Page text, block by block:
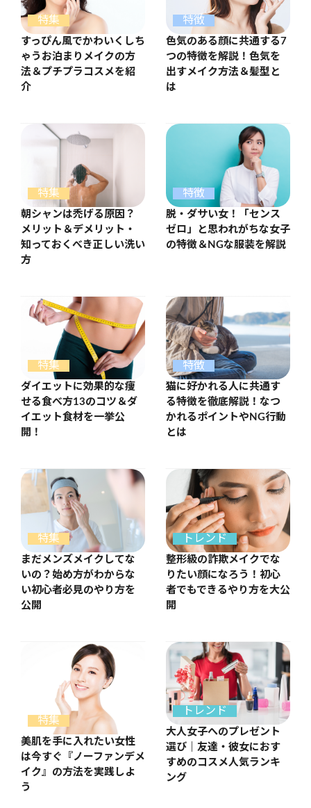
特集
すっぴん風でかわいくしち
ゃうお泊まりメイクの方
法＆プチプラコスメを紹
介
特徴
色気のある顔に共通する7
つの特徴を解説！色気を
出すメイク方法＆髪型と
は
特集
朝シャンは禿げる原因？
メリット＆デメリット・
知っておくべき正しい洗い
方
特徴
脱・ダサい女！「センス
ゼロ」と思われがちな女子
の特徴＆NGな服装を解説
特集
ダイエットに効果的な痩
せる食べ方13のコツ＆ダ
イエット食材を一挙公
開！
特徴
猫に好かれる人に共通す
る特徴を徹底解説！なつ
かれるポイントやNG行動
とは
特集
まだメンズメイクしてな
いの？始め方がわからな
い初心者必見のやり方を
公開
トレンド
整形級の詐欺メイクでな
りたい顔になろう！初心
者でもできるやり方を大公
開
特集
美肌を手に入れたい女性
は今すぐ『ノーファンデメ
イク』の方法を実践しよ
う
トレンド
大人女子へのプレゼント
選び｜友達・彼女におす
すめのコスメ人気ランキ
ング